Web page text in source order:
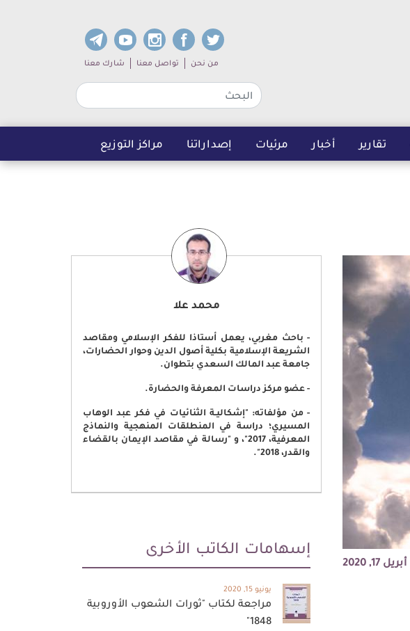
Sub navigation
من نحن تواصل معنا شارك معنا
تقارير أخبار مرئيات إصداراتنا مراكز التوزيع
أبريل 17, 2020
محمد علا
- باحث مغربي، يعمل أستاذا للفكر الإسلامي ومقاصد
الشريعة الإسلامية بكلية أصول الدين وحوار الحضارات،
جامعة عبد المالك السعدي بتطوان.
- عضو مركز دراسات المعرفة والحضارة.
- من مؤلفاته: "إشكاليـة الثنائيات في فكر عبد الوهاب
المسيري؛ دراسة في المنطلقات المنهجية والنماذج
المعرفية، 2017"، و "رسالة في مقاصد الإيمان بالقضاء
والقدر، 2018".
إسهامات الكاتب الأخرى
يونيو 15, 2020
مراجعة لكتاب "ثورات الشعوب الأوروبية
1848"